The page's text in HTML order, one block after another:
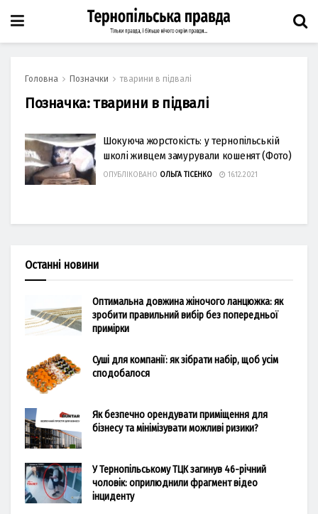
Головна Позначки тварини в підвалі
Позначка:тварини в підвалі
Шокуюча жорстокість: у тернопільській
школі живцем замурували кошенят (Фото)
ОПУБЛІКОВАНО ОЛЬГА ТІСЕНКО 16.12.2021
Останні новини
Оптимальна довжина жіночого ланцюжка: як
зробити правильний вибір без попередньої
примірки
Суші для компанії: як зібрати набір, щоб усім
сподобалося
Як безпечно орендувати приміщення для
бізнесу та мінімізувати можливі ризики?
У Тернопільському ТЦК загинув 46-річний
чоловік: оприлюднили фрагмент відео
інциденту